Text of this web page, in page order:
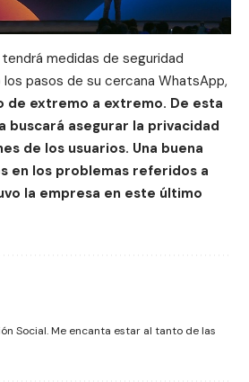
medidas de seguridad
los pasos de su cercana WhatsApp,
de extremo a extremo. De esta
buscará asegurar la privacidad
de los usuarios. Una buena
en los problemas referidos a
la empresa en este último
Social. Me encanta estar al tanto de las